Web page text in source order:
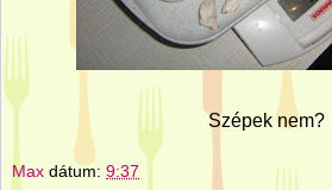
Szépek nem?
Max dátum: 9:37